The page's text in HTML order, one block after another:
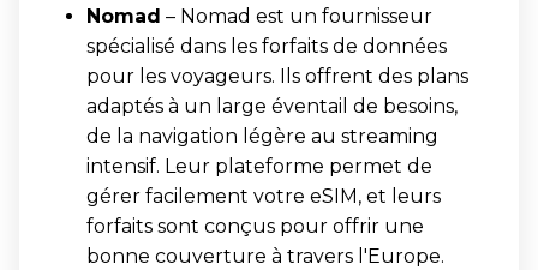
Nomad – Nomad est un fournisseur
spécialisé dans les forfaits de données
pour les voyageurs. Ils offrent des plans
adaptés à un large éventail de besoins,
de la navigation légère au streaming
intensif. Leur plateforme permet de
gérer facilement votre eSIM, et leurs
forfaits sont conçus pour offrir une
bonne couverture à travers l'Europe.